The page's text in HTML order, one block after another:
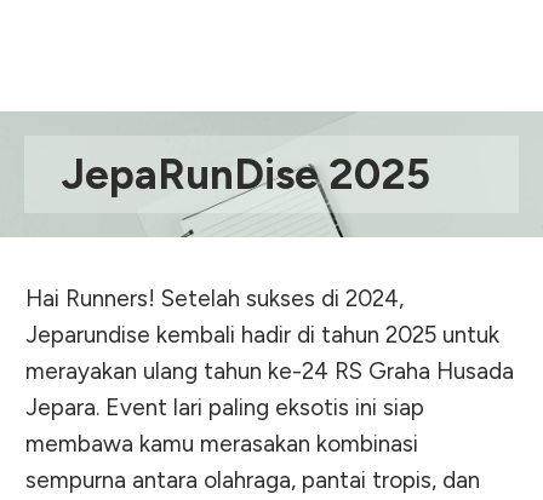
JepaRunDise 2025
Hai Runners! Setelah sukses di 2024,
Jeparundise kembali hadir di tahun 2025 untuk
merayakan ulang tahun ke-24 RS Graha Husada
Jepara. Event lari paling eksotis ini siap
membawa kamu merasakan kombinasi
sempurna antara olahraga, pantai tropis, dan